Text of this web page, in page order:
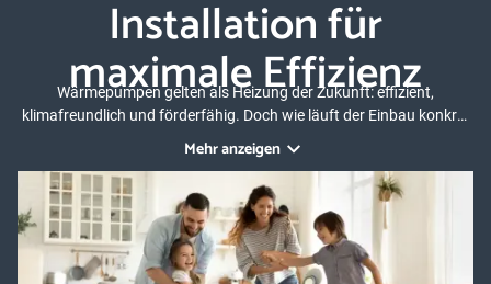
Installation für
maximale Effizienz
Wärmepumpen gelten als Heizung der Zukunft: effizient,
klimafreundlich und förderfähig. Doch wie läuft der Einbau konkret
Schritt, wie Sie eine Wärmepumpe einbauen lassen.
Mehr anzeigen